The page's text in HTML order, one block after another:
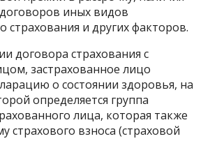
иных видов
страхования и других факторов.
договора страхования с
застрахованное лицо
о состоянии здоровья, на
определяется группа
лица, которая также
страхового взноса (страховой